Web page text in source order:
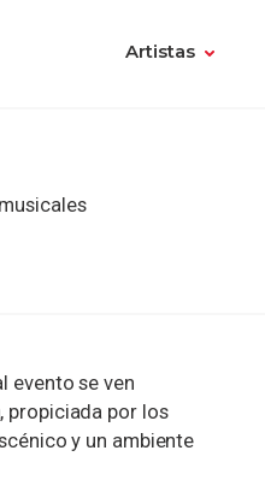
Artistas
evento se ven
propiciada por los
y un ambiente